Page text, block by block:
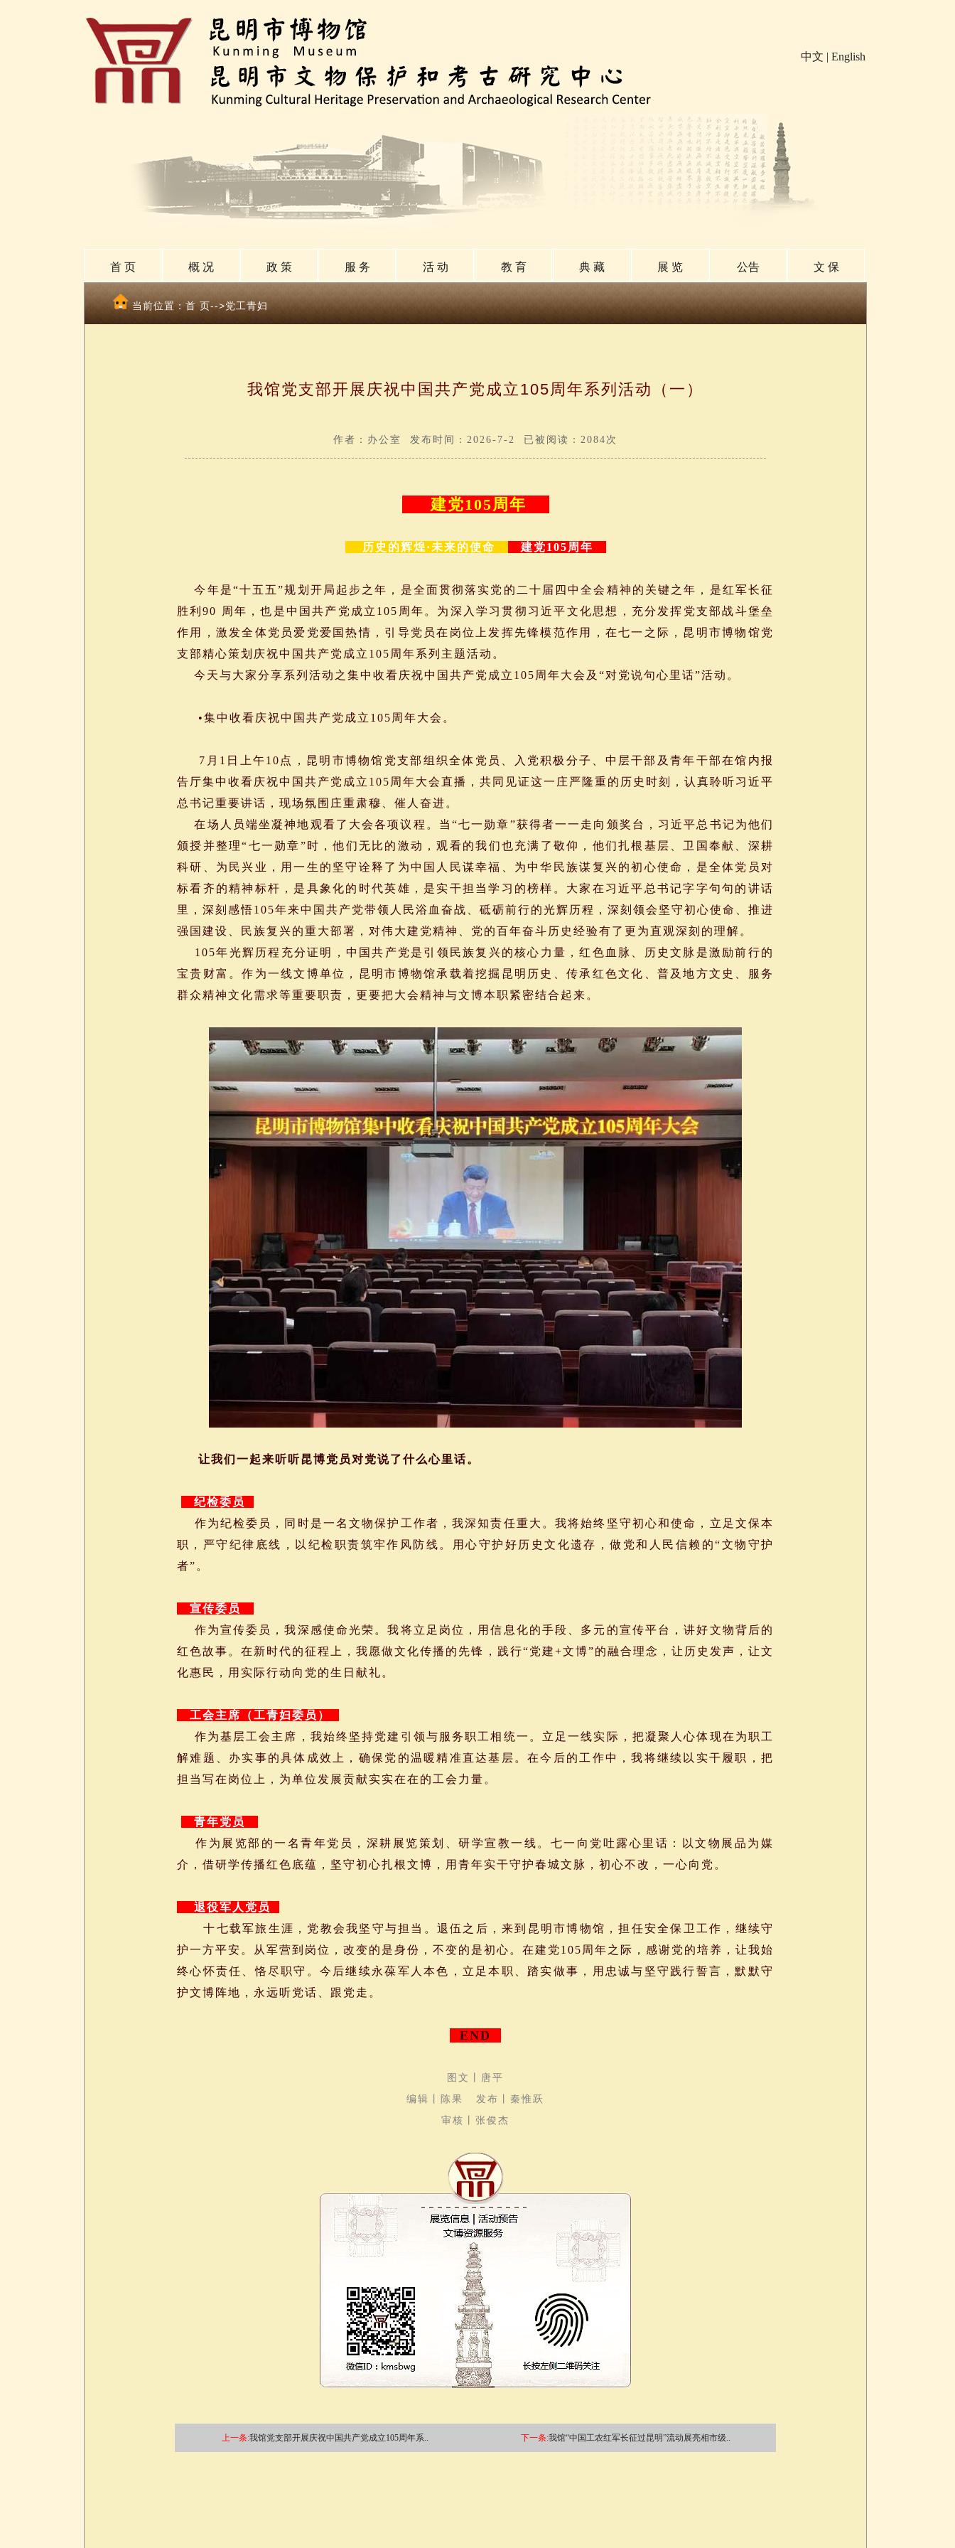
中文 | English
首 页 概 况 政 策 服 务 活 动 教 育 典 藏 展 览 公告 文 保
当前位置： 首 页-->党工青妇
我馆党支部开展庆祝中国共产党成立105周年系列活动（一）
作者：办公室 发布时间：2026-7-2 已被阅读：2084次
建党105周年
历史的辉煌·未来的使命 建党105周年
今年是“十五五”规划开局起步之年，是全面贯彻落实党的二十届四中全会精神的关键之年，是红军长征
胜利90 周年，也是中国共产党成立105周年。为深入学习贯彻习近平文化思想，充分发挥党支部战斗堡垒
作用，激发全体党员爱党爱国热情，引导党员在岗位上发挥先锋模范作用，在七一之际，昆明市博物馆党
支部精心策划庆祝中国共产党成立105周年系列主题活动。
今天与大家分享系列活动之集中收看庆祝中国共产党成立105周年大会及“对党说句心里话”活动。
•集中收看庆祝中国共产党成立105周年大会。
7月1日上午10点，昆明市博物馆党支部组织全体党员、入党积极分子、中层干部及青年干部在馆内报
告厅集中收看庆祝中国共产党成立105周年大会直播，共同见证这一庄严隆重的历史时刻，认真聆听习近平
总书记重要讲话，现场氛围庄重肃穆、催人奋进。
在场人员端坐凝神地观看了大会各项议程。当“七一勋章”获得者一一走向颁奖台，习近平总书记为他们
颁授并整理“七一勋章”时，他们无比的激动，观看的我们也充满了敬仰，他们扎根基层、卫国奉献、深耕
科研、为民兴业，用一生的坚守诠释了为中国人民谋幸福、为中华民族谋复兴的初心使命，是全体党员对
标看齐的精神标杆，是具象化的时代英雄，是实干担当学习的榜样。大家在习近平总书记字字句句的讲话
里，深刻感悟105年来中国共产党带领人民浴血奋战、砥砺前行的光辉历程，深刻领会坚守初心使命、推进
强国建设、民族复兴的重大部署，对伟大建党精神、党的百年奋斗历史经验有了更为直观深刻的理解。
105年光辉历程充分证明，中国共产党是引领民族复兴的核心力量，红色血脉、历史文脉是激励前行的
宝贵财富。作为一线文博单位，昆明市博物馆承载着挖掘昆明历史、传承红色文化、普及地方文史、服务
群众精神文化需求等重要职责，更要把大会精神与文博本职紧密结合起来。
让我们一起来听听昆博党员对党说了什么心里话。
纪检委员
作为纪检委员，同时是一名文物保护工作者，我深知责任重大。我将始终坚守初心和使命，立足文保本
职，严守纪律底线，以纪检职责筑牢作风防线。用心守护好历史文化遗存，做党和人民信赖的“文物守护
者”。
宣传委员
作为宣传委员，我深感使命光荣。我将立足岗位，用信息化的手段、多元的宣传平台，讲好文物背后的
红色故事。在新时代的征程上，我愿做文化传播的先锋，践行“党建+文博”的融合理念，让历史发声，让文
化惠民，用实际行动向党的生日献礼。
工会主席（工青妇委员）
作为基层工会主席，我始终坚持党建引领与服务职工相统一。立足一线实际，把凝聚人心体现在为职工
解难题、办实事的具体成效上，确保党的温暖精准直达基层。在今后的工作中，我将继续以实干履职，把
担当写在岗位上，为单位发展贡献实实在在的工会力量。
青年党员
作为展览部的一名青年党员，深耕展览策划、研学宣教一线。七一向党吐露心里话：以文物展品为媒
介，借研学传播红色底蕴，坚守初心扎根文博，用青年实干守护春城文脉，初心不改，一心向党。
退役军人党员
十七载军旅生涯，党教会我坚守与担当。退伍之后，来到昆明市博物馆，担任安全保卫工作，继续守
护一方平安。从军营到岗位，改变的是身份，不变的是初心。在建党105周年之际，感谢党的培养，让我始
终心怀责任、恪尽职守。今后继续永葆军人本色，立足本职、踏实做事，用忠诚与坚守践行誓言，默默守
护文博阵地，永远听党话、跟党走。
END
图文丨唐平
编辑丨陈果 发布丨秦惟跃
审核丨张俊杰
上一条:我馆党支部开展庆祝中国共产党成立105周年系.. 下一条:我馆“中国工农红军长征过昆明”流动展亮相市级..